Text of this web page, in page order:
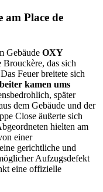
am Place de
Gebäude OXY
Brouckère, das sich
Feuer breitete sich
kamen ums
später
dem Gebäude und der
Close äußerte sich
hielten am
einer
gerichtliche und
Aufzugsdefekt
eine offizielle